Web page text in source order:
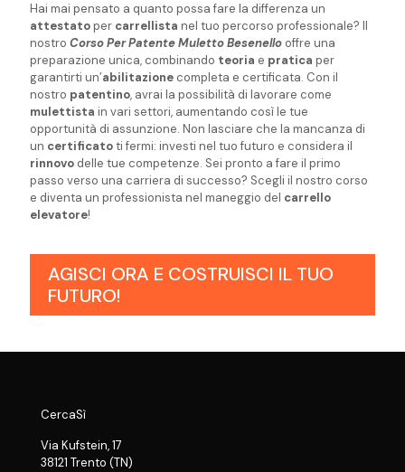
Hai mai pensato a quanto possa fare la differenza un
attestatoper carrellista nel tuo percorso professionale? Il
nostro Corso Per Patente Muletto Besenello offre una
preparazione unica, combinando teoria e pratica per
garantirti un’abilitazione completa e certificata. Con il
nostro patentino, avrai la possibilità di lavorare come
mulettista in vari settori, aumentando così le tue
opportunità di assunzione. Non lasciare che la mancanza di
un certificatoti fermi: investi nel tuo futuro e considera il
rinnovo delle tue competenze. Sei pronto a fare il primo
passo verso una carriera di successo? Scegli il nostro corso
e diventa un professionista nel maneggio del carrello
elevatore!
AGISCI ORA E COSTRUISCI IL TUO
FUTURO!
CercaSì
Via Kufstein, 17
38121 Trento (TN)